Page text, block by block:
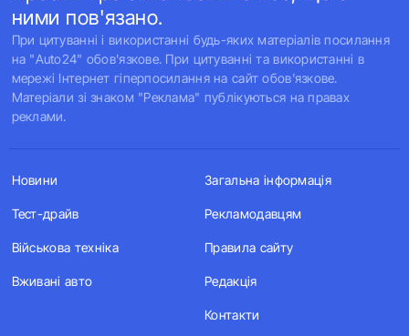
ними пов'язано.
При цитуванні і використанні будь-яких матеріалів посилання
на "Auto24" обов'язкове. При цитуванні та використанні в
мережі Інтернет гіперпосилання на сайт обов'язкове.
Матеріали зі знаком "Реклама" публікуються на правах
реклами.
Новини
Тест-драйв
Військова техніка
Вживані авто
Загальна інформація
Рекламодавцям
Правила сайту
Редакція
Контакти